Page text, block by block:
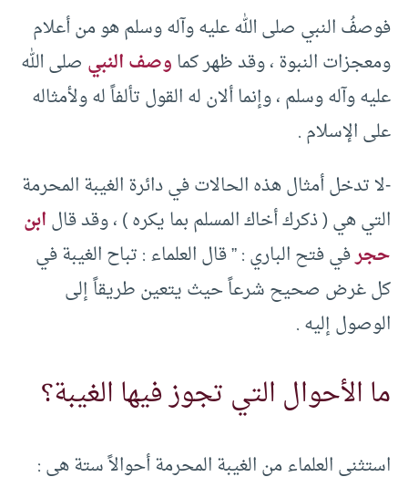
فوصفُ النبي صلى الله عليه وآله وسلم هو من أعلام
ومعجزات النبوة ، وقد ظهر كماوصف النبي صلى الله
عليه وآله وسلم ، وإنما ألان له القول تألفاً له ولأمثاله
على الإسلام .
-لا تدخل أمثال هذه الحالات في دائرة الغيبة المحرمة
التي هي ( ذكرك أخاك المسلم بما يكره ) ، وقد قالابن
حجرفي فتح الباري : ” قال العلماء : تباح الغيبة في
كل غرض صحيح شرعاً حيث يتعين طريقاً إلى
الوصول إليه .
ما الأحوال التي تجوز فيها الغيبة؟
استثنى العلماء من الغيبة المحرمة أحوالاً ستة هي :